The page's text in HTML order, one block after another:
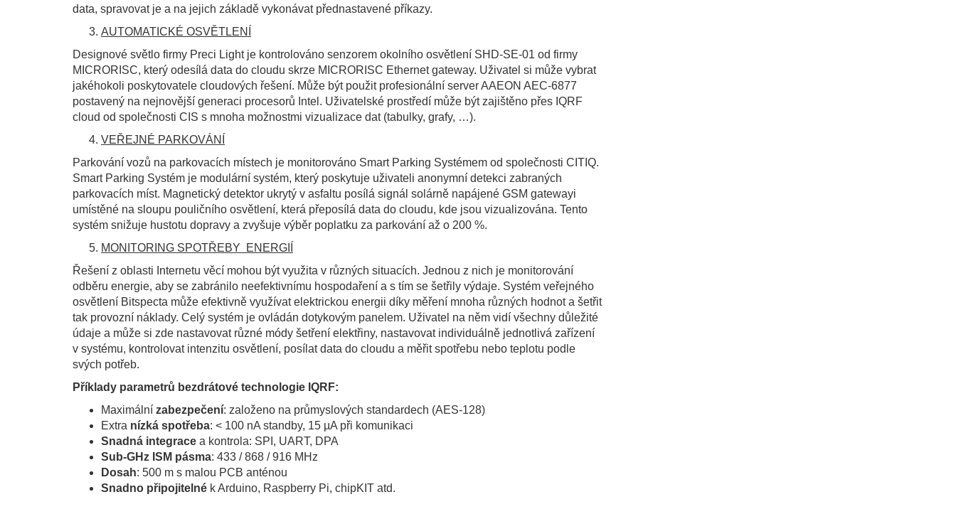
data, spravovat je a na jejich základě vykonávat přednastavené příkazy.
AUTOMATICKÉ OSVĚTLENÍ
Designové světlo firmy Preci Light je kontrolováno senzorem okolního osvětlení SHD-SE-01 od firmy
MICRORISC, který odesílá data do cloudu skrze MICRORISC Ethernet gateway. Uživatel si může vybrat
jakéhokoli poskytovatele cloudových řešení. Může být použit profesionální server AAEON AEC-6877
postavený na nejnovější generaci procesorů Intel. Uživatelské prostředí může být zajištěno přes IQRF
cloud od společnosti CIS s mnoha možnostmi vizualizace dat (tabulky, grafy, …).
VEŘEJNÉ PARKOVÁNÍ
Parkování vozů na parkovacích místech je monitorováno Smart Parking Systémem od společnosti CITIQ.
Smart Parking Systém je modulární systém, který poskytuje uživateli anonymní detekci zabraných
parkovacích míst. Magnetický detektor ukrytý v asfaltu posílá signál solárně napájené GSM gatewayi
umístěné na sloupu pouličního osvětlení, která přeposílá data do cloudu, kde jsou vizualizována. Tento
systém snižuje hustotu dopravy a zvyšuje výběr poplatku za parkování až o 200 %.
MONITORING SPOTŘEBY ENERGIÍ
Řešení z oblasti Internetu věcí mohou být využita v různých situacích. Jednou z nich je monitorování
odběru energie, aby se zabránilo neefektivnímu hospodaření a s tím se šetřily výdaje. Systém veřejného
osvětlení Bitspecta může efektivně využívat elektrickou energii díky měření mnoha různých hodnot a šetřit
tak provozní náklady. Celý systém je ovládán dotykovým panelem. Uživatel na něm vidí všechny důležité
údaje a může si zde nastavovat různé módy šetření elektřiny, nastavovat individuálně jednotlivá zařízení
v systému, kontrolovat intenzitu osvětlení, posílat data do cloudu a měřit spotřebu nebo teplotu podle
svých potřeb.
Příklady parametrů bezdrátové technologie IQRF:
Maximální zabezpečení: založeno na průmyslových standardech (AES-128)
Extra nízká spotřeba: < 100 nA standby, 15 µA při komunikaci
Snadná integrace a kontrola: SPI, UART, DPA
Sub-GHz ISM pásma: 433 / 868 / 916 MHz
Dosah: 500 m s malou PCB anténou
Snadno připojitelné k Arduino, Raspberry Pi, chipKIT atd.